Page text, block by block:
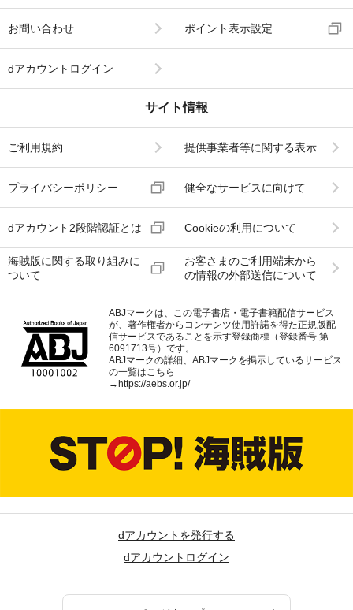
お問い合わせ ポイント表示設定
dアカウントログイン
サイト情報
ご利用規約 提供事業者等に関する表示
プライバシーポリシー 健全なサービスに向けて
dアカウント2段階認証とは Cookieの利用について
海賊版に関する取り組みに
ついて
お客さまのご利用端末から
の情報の外部送信について
ABJマークは、この電子書店・電子書籍配信サービス
が、著作権者からコンテンツ使用許諾を得た正規版配
信サービスであることを示す登録商標（登録番号 第
6091713号）です。
ABJマークの詳細、ABJマークを掲示しているサービス
の一覧はこちら
→https://aebs.or.jp/
dアカウントを発行する
dアカウントログイン